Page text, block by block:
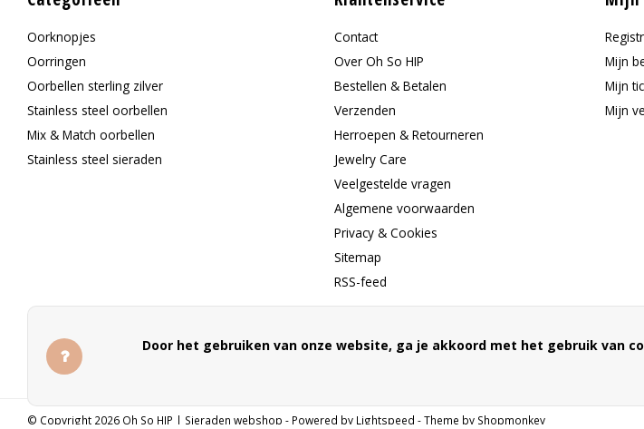
Oorknopjes
Oorringen
Oorbellen sterling zilver
Stainless steel oorbellen
Mix & Match oorbellen
Stainless steel sieraden
Contact
Over Oh So HIP
Bestellen & Betalen
Verzenden
Herroepen & Retourneren
Jewelry Care
Veelgestelde vragen
Algemene voorwaarden
Privacy & Cookies
Sitemap
RSS-feed
Mijn
Mijn
Mijn
© Copyright 2026 Oh So HIP | Sieraden webshop - Powered by Lightspeed - Theme by Shopmonkey
Door het gebruiken van onze website, ga je akkoord met het gebruik van